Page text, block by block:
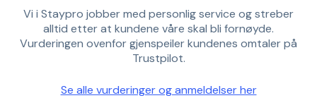
Vi i Staypro jobber med personlig service og streber
alltid etter at kundene våre skal bli fornøyde.
Vurderingen ovenfor gjenspeiler kundenes omtaler på
Trustpilot.
Se alle vurderinger og anmeldelser her